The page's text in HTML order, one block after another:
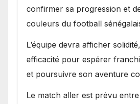
confirmer sa progression et
couleurs du football
L’équipe devra afficher
efficacité pour espérer
et poursuivre son aventure
Le match aller est prévu